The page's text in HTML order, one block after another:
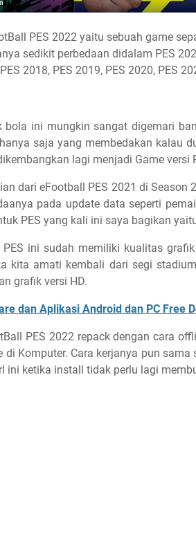
PES 2022 yaitu sebuah game
sedikit perbedaan didalam PES
2018, PES 2019, PES 2020, PES
Install eFootBall PES 2022 Repack
bola ini mungkin sangat digemari
saja yang membedakan kalau
lagi menjadi Game versi
dari eFootball PES 2021 di Season
pada update data seperti
PES yang kali ini saya bagikan
ini sudah memiliki kualitas
kita amati kembali dari segi
grafik versi HD.
dan Aplikasi Android dan PC Free
PES 2022 repack dengan cara
Komputer. Cara kerjanya pun
ini ketika install tidak perlu lagi